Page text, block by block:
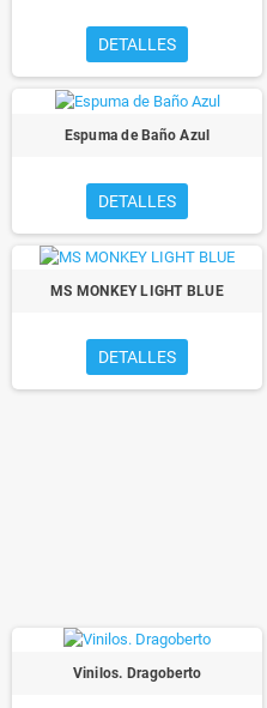
DETALLES
Espuma de Baño Azul
DETALLES
MS MONKEY LIGHT BLUE
DETALLES
Vinilos. Dragoberto